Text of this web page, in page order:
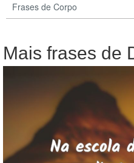
Frases de Corpo
Mais frases de